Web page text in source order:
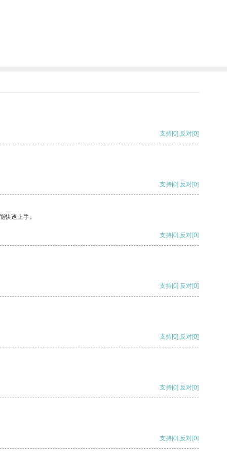
支持[0] 反对[0]
支持[0] 反对[0]
快速上手。
支持[0] 反对[0]
支持[0] 反对[0]
支持[0] 反对[0]
支持[0] 反对[0]
支持[0] 反对[0]